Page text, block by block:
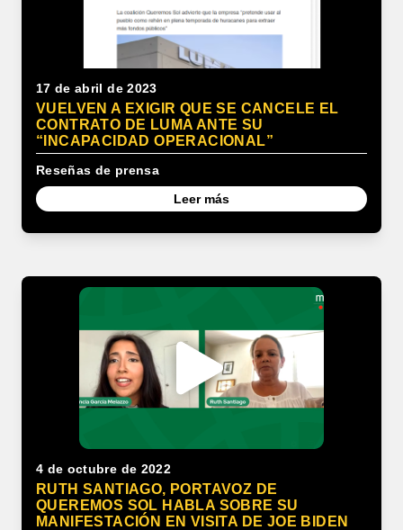
17 de abril de 2023
VUELVEN A EXIGIR QUE SE CANCELE EL
CONTRATO DE LUMA ANTE SU
“INCAPACIDAD OPERACIONAL”
Reseñas de prensa
Leer más
4 de octubre de 2022
RUTH SANTIAGO, PORTAVOZ DE
QUEREMOS SOL HABLA SOBRE SU
MANIFESTACIÓN EN VISITA DE JOE BIDEN